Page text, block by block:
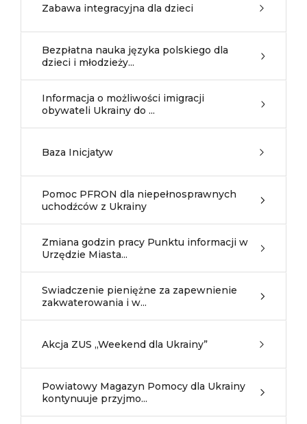
Zabawa integracyjna dla dzieci
Bezpłatna nauka języka polskiego dla
dzieci i młodzieży...
Informacja o możliwości imigracji
obywateli Ukrainy do ...
Baza Inicjatyw
Pomoc PFRON dla niepełnosprawnych
uchodźców z Ukrainy
Zmiana godzin pracy Punktu informacji w
Urzędzie Miasta...
Swiadczenie pieniężne za zapewnienie
zakwaterowania i w...
Akcja ZUS „Weekend dla Ukrainy”
Powiatowy Magazyn Pomocy dla Ukrainy
kontynuuje przyjmo...